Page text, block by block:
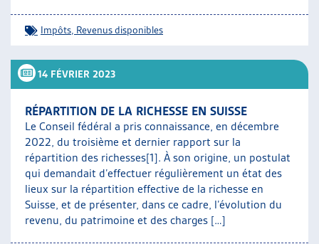
Impôts Revenus disponibles
14 FÉVRIER 2023
RÉPARTITION DE LA RICHESSE EN SUISSE
Le Conseil fédéral a pris connaissance, en décembre
2022, du troisième et dernier rapport sur la
répartition des richesses[1]. À son origine, un postulat
qui demandait d’effectuer régulièrement un état des
lieux sur la répartition effective de la richesse en
Suisse, et de présenter, dans ce cadre, l’évolution du
revenu, du patrimoine et des charges […]